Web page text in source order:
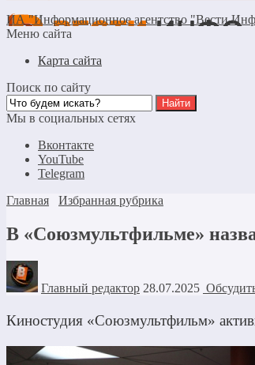
ИА "Информационное агентство "Вести
Меню сайта
Карта сайта
Поиск по сайту
Мы в социальных сетях
Вконтакте
YouTube
Telegram
Главная
Избранная рубрика
В «Союзмультфильме»
Главный редактор 28.07.2025
Киностудия «Союзмультфильм»